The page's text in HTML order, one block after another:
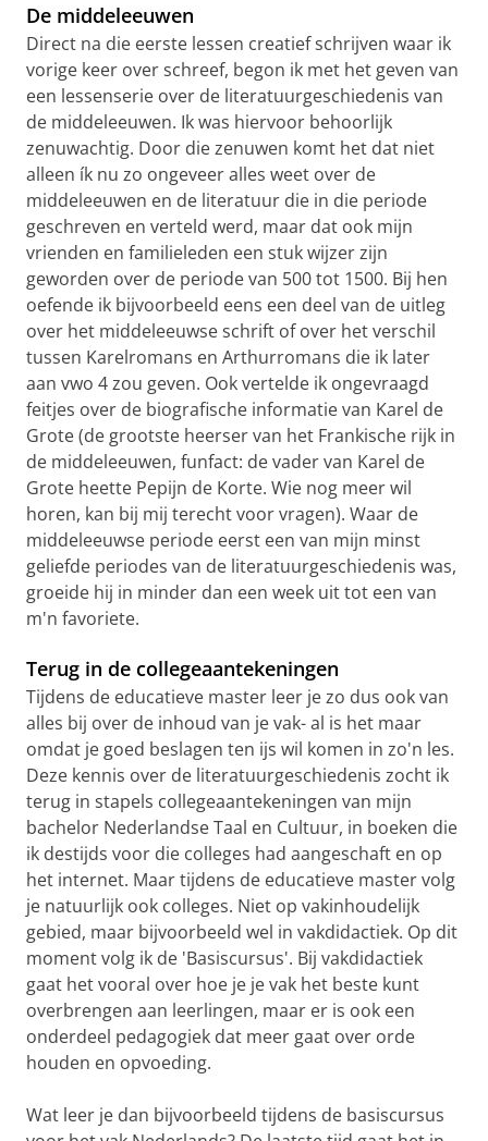
De middeleeuwen
Direct na die eerste lessen creatief schrijven waar ik
vorige keer over schreef, begon ik met het geven van
een lessenserie over de literatuurgeschiedenis van
de middeleeuwen. Ik was hiervoor behoorlijk
zenuwachtig. Door die zenuwen komt het dat niet
alleen ík nu zo ongeveer alles weet over de
middeleeuwen en de literatuur die in die periode
geschreven en verteld werd, maar dat ook mijn
vrienden en familieleden een stuk wijzer zijn
geworden over de periode van 500 tot 1500. Bij hen
oefende ik bijvoorbeeld eens een deel van de uitleg
over het middeleeuwse schrift of over het verschil
tussen Karelromans en Arthurromans die ik later
aan vwo 4 zou geven. Ook vertelde ik ongevraagd
feitjes over de biografische informatie van Karel de
Grote (de grootste heerser van het Frankische rijk in
de middeleeuwen, funfact: de vader van Karel de
Grote heette Pepijn de Korte. Wie nog meer wil
horen, kan bij mij terecht voor vragen). Waar de
middeleeuwse periode eerst een van mijn minst
geliefde periodes van de literatuurgeschiedenis was,
groeide hij in minder dan een week uit tot een van
m'n favoriete.
Terug in de collegeaantekeningen
Tijdens de educatieve master leer je zo dus ook van
alles bij over de inhoud van je vak- al is het maar
omdat je goed beslagen ten ijs wil komen in zo'n les.
Deze kennis over de literatuurgeschiedenis zocht ik
terug in stapels collegeaantekeningen van mijn
bachelor Nederlandse Taal en Cultuur, in boeken die
ik destijds voor die colleges had aangeschaft en op
het internet. Maar tijdens de educatieve master volg
je natuurlijk ook colleges. Niet op vakinhoudelijk
gebied, maar bijvoorbeeld wel in vakdidactiek. Op dit
moment volg ik de 'Basiscursus'. Bij vakdidactiek
gaat het vooral over hoe je je vak het beste kunt
overbrengen aan leerlingen, maar er is ook een
onderdeel pedagogiek dat meer gaat over orde
houden en opvoeding.
Wat leer je dan bijvoorbeeld tijdens de basiscursus